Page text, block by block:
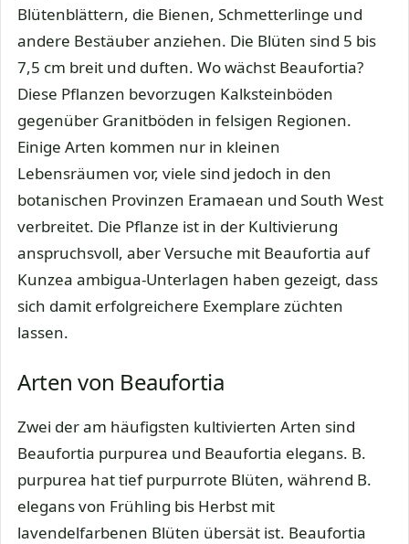
Blütenblättern, die Bienen, Schmetterlinge und
andere Bestäuber anziehen. Die Blüten sind 5 bis
7,5 cm breit und duften. Wo wächst Beaufortia?
Diese Pflanzen bevorzugen Kalksteinböden
gegenüber Granitböden in felsigen Regionen.
Einige Arten kommen nur in kleinen
Lebensräumen vor, viele sind jedoch in den
botanischen Provinzen Eramaean und South West
verbreitet. Die Pflanze ist in der Kultivierung
anspruchsvoll, aber Versuche mit Beaufortia auf
Kunzea ambigua-Unterlagen haben gezeigt, dass
sich damit erfolgreichere Exemplare züchten
lassen.
Arten von Beaufortia
Zwei der am häufigsten kultivierten Arten sind
Beaufortia purpurea und Beaufortia elegans. B.
purpurea hat tief purpurrote Blüten, während B.
elegans von Frühling bis Herbst mit
lavendelfarbenen Blüten übersät ist. Beaufortia